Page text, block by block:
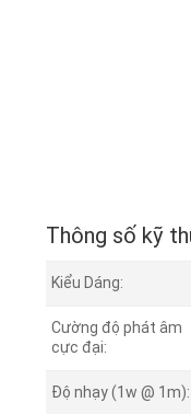
Thông số kỹ
Kiểu Dáng:
Cường độ phát âm
cực đại:
Độ nhạy (1w @ 1m):